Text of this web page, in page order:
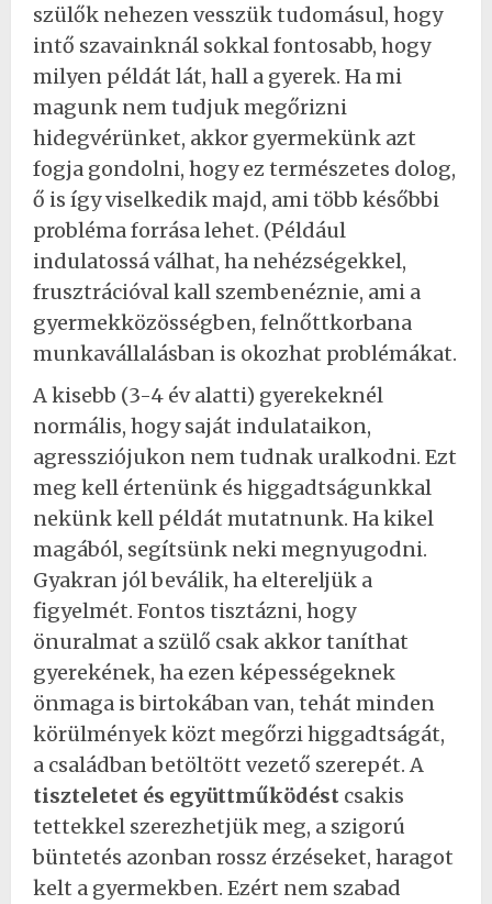
szülők nehezen vesszük tudomásul, hogy
intő szavainknál sokkal fontosabb, hogy
milyen példát lát, hall a gyerek. Ha mi
magunk nem tudjuk megőrizni
hidegvérünket, akkor gyermekünk azt
fogja gondolni, hogy ez természetes dolog,
ő is így viselkedik majd, ami több későbbi
probléma forrása lehet. (Például
indulatossá válhat, ha nehézségekkel,
frusztrációval kall szembenéznie, ami a
gyermekközösségben, felnőttkorbana
munkavállalásban is okozhat problémákat.
A kisebb (3-4 év alatti) gyerekeknél
normális, hogy saját indulataikon,
agressziójukon nem tudnak uralkodni. Ezt
meg kell értenünk és higgadtságunkkal
nekünk kell példát mutatnunk. Ha kikel
magából, segítsünk neki megnyugodni.
Gyakran jól beválik, ha eltereljük a
figyelmét. Fontos tisztázni, hogy
önuralmat a szülő csak akkor taníthat
gyerekének, ha ezen képességeknek
önmaga is birtokában van, tehát minden
körülmények közt megőrzi higgadtságát,
a családban betöltött vezető szerepét. A
tiszteletet és együttműködést csakis
tettekkel szerezhetjük meg, a szigorú
büntetés azonban rossz érzéseket, haragot
kelt a gyermekben. Ezért nem szabad